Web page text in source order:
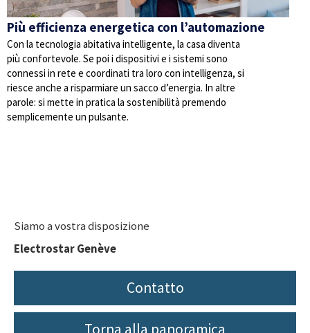
Più efficienza energetica con l’automazione
Con la tecnologia abitativa intelligente, la casa diventa
più confortevole. Se poi i dispositivi e i sistemi sono
connessi in rete e coordinati tra loro con intelligenza, si
riesce anche a risparmiare un sacco d’energia. In altre
parole: si mette in pratica la sostenibilità premendo
semplicemente un pulsante.
Siamo a vostra disposizione
Electrostar Genève
Contatto
Torna alla panoramica